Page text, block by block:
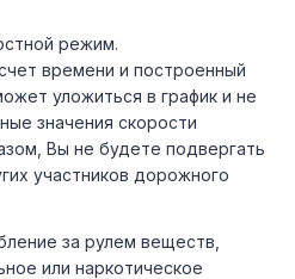
режим.
времени и построенный
уложиться в график и не
значения скорости
Вы не будете подвергать
участников дорожного
за рулем веществ,
или наркотическое